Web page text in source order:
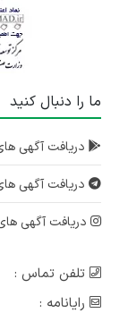
ما را دنبال کنید
دریافت آگهی
دریافت آگهی
دریافت آگهی
تلفن تماس :
رایانامه :